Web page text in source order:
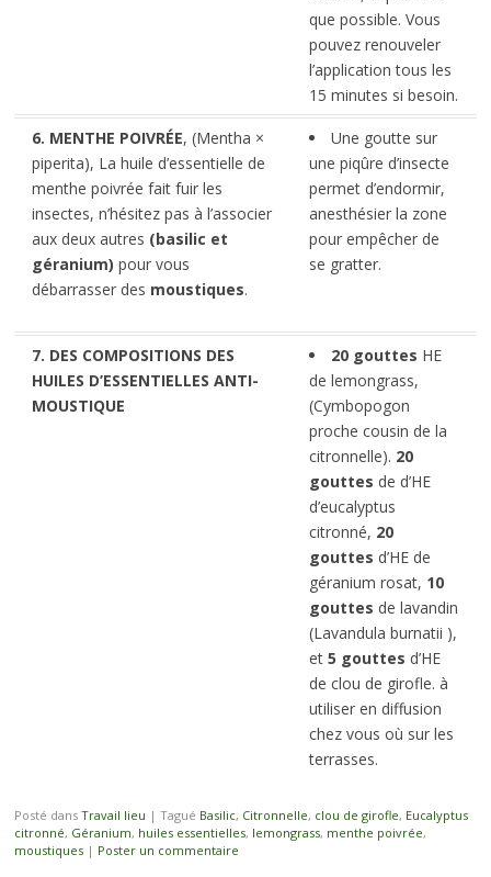
que possible. Vous
pouvez renouveler
l’application tous les
15 minutes si besoin.
6. MENTHE POIVRÉE, (Mentha ×
piperita), La huile d’essentielle de
menthe poivrée fait fuir les
insectes, n’hésitez pas à l’associer
aux deux autres (basilic et
géranium) pour vous
débarrasser des moustiques.
Une goutte sur
une piqûre d’insecte
permet d’endormir,
anesthésier la zone
pour empêcher de
se gratter.
7. DES COMPOSITIONS DES
HUILES D’ESSENTIELLES ANTI-
MOUSTIQUE
20 gouttes HE
de lemongrass,
(Cymbopogon
proche cousin de la
citronnelle). 20
gouttes de d’HE
d’eucalyptus
citronné, 20
gouttes d’HE de
géranium rosat, 10
gouttes de lavandin
(Lavandula burnatii ),
et 5 gouttes d’HE
de clou de girofle. à
utiliser en diffusion
chez vous où sur les
terrasses.
Posté dans Travail lieu | Tagué Basilic, Citronnelle, clou de girofle, Eucalyptus
citronné, Géranium, huiles essentielles, lemongrass, menthe poivrée,
moustiques | Poster un commentaire